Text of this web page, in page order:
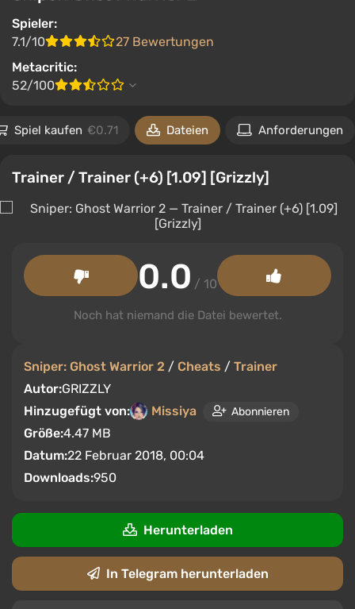
Spieler:
7.1/10
27 Bewertungen
Metacritic:
52/100
Spiel kaufen €0.71 Dateien Anforderungen
Trainer / Trainer (+6) [1.09] [Grizzly]
Sniper: Ghost Warrior 2 / Cheats / Trainer
Autor:GRIZZLY
Hinzugefügt von:
Missiya Abonnieren
Größe:4.47 MB
Datum:22 Februar 2018, 00:04
Downloads:950
0.0 / 10
Noch hat niemand die Datei bewertet.
Herunterladen
In Telegram herunterladen